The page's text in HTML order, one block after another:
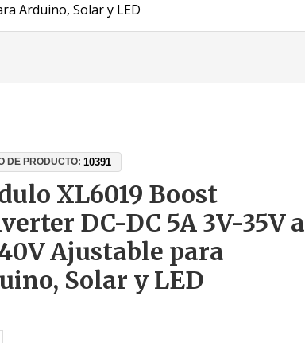
Arduino, Solar y LED
DE PRODUCTO:10391
XL6019 Boost
DC-DC 5A 3V-35V a
Ajustable para
Solar y LED